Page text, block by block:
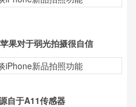
果对于弱光拍摄很自信
自于A11传感器